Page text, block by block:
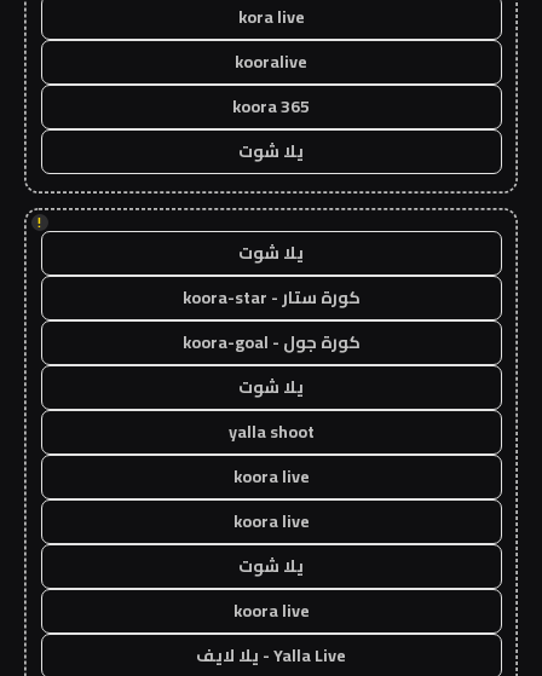
kora live
kooralive
koora 365
يلا شوت
!
يلا شوت
كورة ستار - koora-star
كورة جول - koora-goal
يلا شوت
yalla shoot
koora live
koora live
يلا شوت
koora live
Yalla Live - يلا لايف